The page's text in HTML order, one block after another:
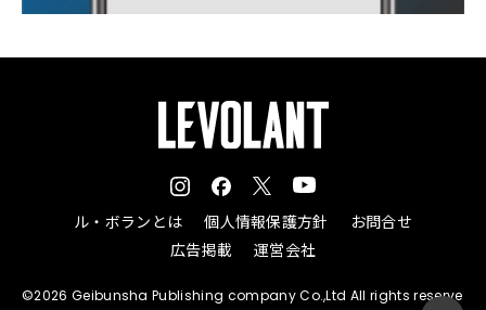
ル・ボランとは 個人情報保護方針
お問合せ
広告掲載
運営会社
©2026 Geibunsha Publishing company Co.,Ltd All rights reserve